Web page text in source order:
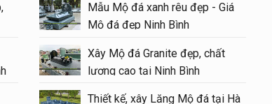
Mẫu Mộ đá xanh rêu đẹp - Giá
Mộ đá đẹp Ninh Bình
Xây Mộ đá Granite đẹp, chất
lượng cao tại Ninh Bình
Thiết kế, xây Lăng Mộ đá tại Hà